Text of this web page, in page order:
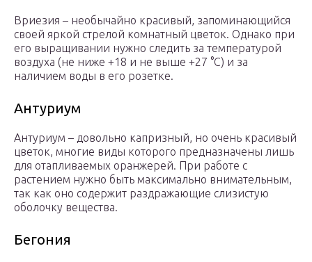
Вриезия – необычайно красивый, запоминающийся
своей яркой стрелой комнатный цветок. Однако при
его выращивании нужно следить за температурой
воздуха (не ниже +18 и не выше +27 °C) и за
наличием воды в его розетке.
Антуриум
Антуриум – довольно капризный, но очень красивый
цветок, многие виды которого предназначены лишь
для отапливаемых оранжерей. При работе с
растением нужно быть максимально внимательным,
так как оно содержит раздражающие слизистую
оболочку вещества.
Бегония